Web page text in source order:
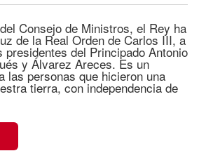
Consejo de Ministros, el Rey ha
de la Real Orden de Carlos III, a
del Principado Antonio
y Álvarez Areces. Es un
las personas que hicieron una
tierra, con independencia de